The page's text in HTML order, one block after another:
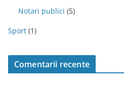
Notari publici (5)
Sport (1)
Comentarii recente